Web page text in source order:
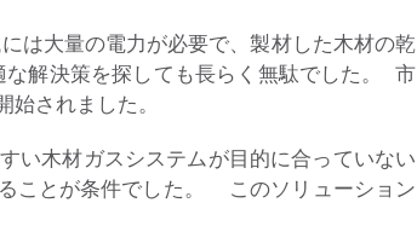
は大量の電力が必要で、製材した木材の乾
解決策を探しても長らく無駄でした。 市
始されました。
い木材ガスシステムが目的に合っていない
ことが条件でした。
このソリューション